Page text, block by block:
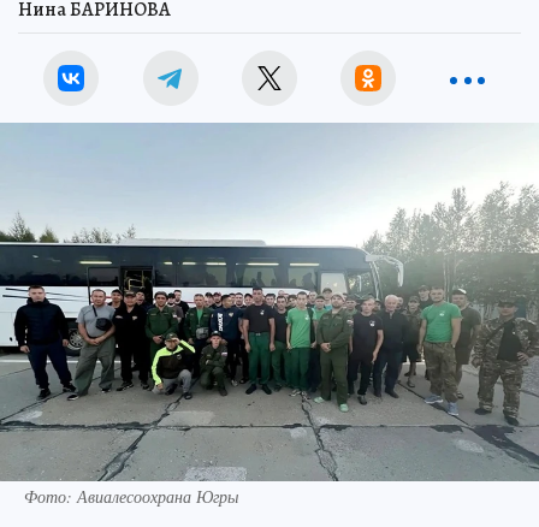
Нина БАРИНОВА
Фото: Авиалесоохрана Югры